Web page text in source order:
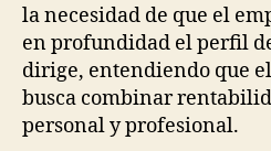
la necesidad de que el
en profundidad el perfil
dirige, entendiendo que
busca combinar
personal y profesional.